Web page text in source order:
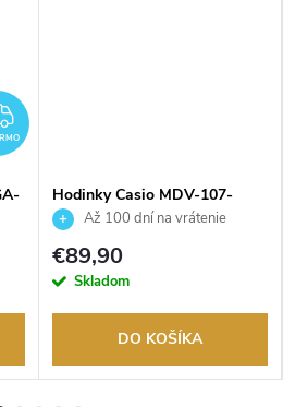
ZADARMO
Hodinky Casio MDV-107-
1A1VEFAž 100 dní na vrátenie
tovaru. Autorizovaný predajca.
€89,90
Skladom
DO KOŠÍKA